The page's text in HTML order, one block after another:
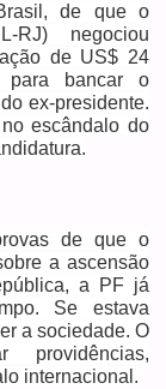
de que o
RJ) negociou
de US$ 24
para bancar o
ex-presidente.
escândalo do
de que o
a ascensão
a PF já
Se estava
a sociedade. O
internacional.